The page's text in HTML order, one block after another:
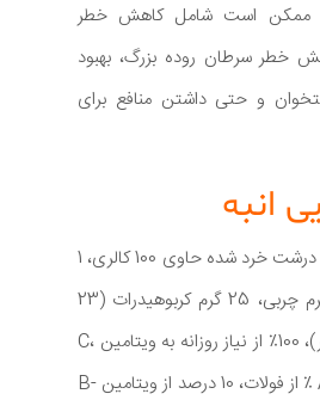
ممکن است شامل کاهش خطر
خطر سرطان روده بزرگ، بهبود
و حتی داشتن منافع برای
انبه
یک فنجان انبه کمی درشت خرد شده حاوی 100 کالری، 1
گرم پروتئین، 0.5 گرم چربی، 25 گرم کربوهیدرات (23
گرم قند و 3 گرم فیبر)، 100٪ از نیاز روزانه به ویتامین C،
35٪ ویتامین A، 20 ٪ از فولات، 10 درصد از ویتامین B-